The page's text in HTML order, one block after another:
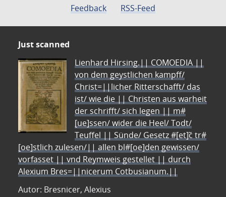
Feedback
RSS-Feed
Just scanned
Lienhard Hirsing.|| COMOEDIA ||
von dem geystlichen kampff/
Christ=||licher Ritterschafft/ das
ist/ wie die || Christen aus warheit
der schrifft/ sich legen || m#
[ue]ssen/ wider die Heel/ Todt/
Teuffel || Sünde/ Gesetz #[et]c̃ tr#
[oe]stlich zulesen/|| allen bl#[oe]den gewissen/
vorfasset || vnd Reymweis gestellet || durch
Alexium Bres=||nicerum Cotbusianum.||
Autor: Bresnicer, Alexius